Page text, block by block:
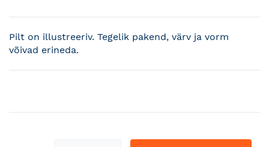
Pilt on illustreeriv. Tegelik pakend, värv ja vorm
võivad erineda.